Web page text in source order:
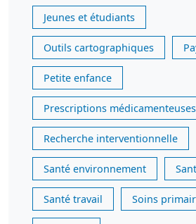
Jeunes et étudiants
Outils cartographiques
Petite enfance
Prescriptions médicamenteuses
Recherche interventionnelle
Santé environnement
Santé travail Soins